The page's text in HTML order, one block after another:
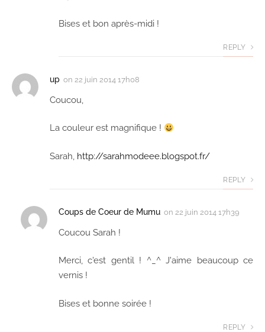
Bises et bon après-midi !
REPLY
up on 22 juin 2014 17h08
Coucou,
La couleur est magnifique !
Sarah, http://sarahmodeee.blogspot.fr/
REPLY
Coups de Coeur de Mumu on 22 juin 2014 17h39
Coucou Sarah !
Merci, c'est gentil ! ^_^ J'aime beaucoup ce
vernis !
Bises et bonne soirée !
REPLY